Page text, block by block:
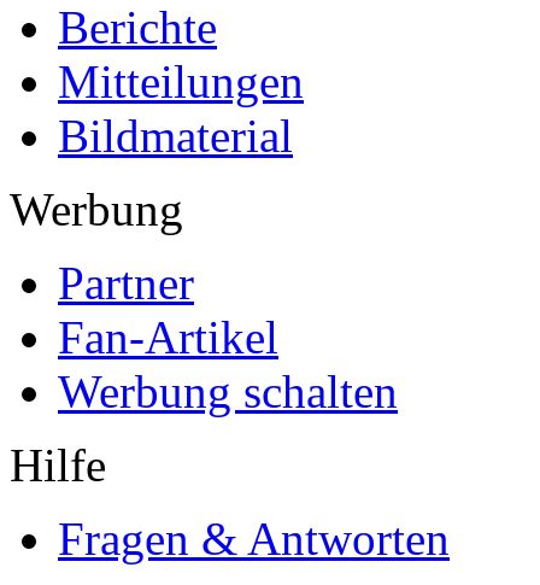
Berichte
Mitteilungen
Bildmaterial
Werbung
Partner
Fan-Artikel
Werbung schalten
Hilfe
Fragen & Antworten